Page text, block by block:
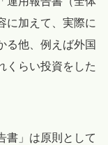
に加えて、実際に
る他、例えば外国
くらい投資をした
書」は原則として